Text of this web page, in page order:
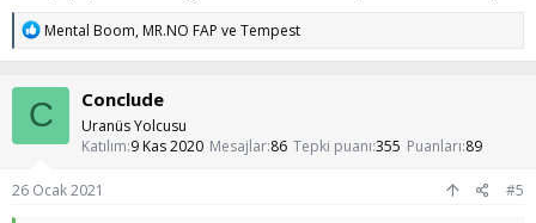
T
p
k
i
l
e
Mental Boom,MR.NO FAP ve Tempest
C Conclude
Uranüs Yolcusu
Katılım 9 Kas 2020 Mesajlar 86 Tepki puanı 355 Puanları 89
26 Ocak 2021 #5